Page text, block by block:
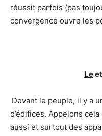
réussit parfois (pas
convergence ouvre les
Leet
Devant le peuple, il y a
d’édifices. Appelons
aussi et surtout des